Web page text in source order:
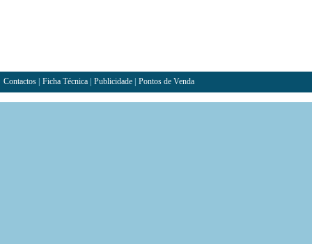
Contactos Ficha Técnica Publicidade Pontos de Venda